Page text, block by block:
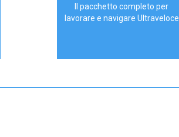
Il pacchetto completo per
lavorare e navigare Ultraveloce